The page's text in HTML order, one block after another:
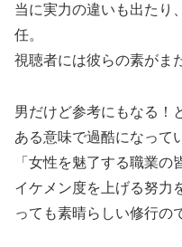
当に実力の違いも出たり
任。
視聴者には彼らの素がま
男だけど参考にもなる！
ある意味で過酷になって
「女性を魅了する職業
イケメン度を上げる努力
っても素晴らしい修行の